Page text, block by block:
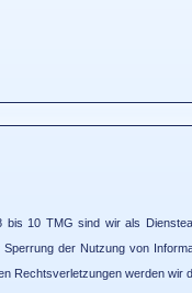
10 TMG sind wir als
der Nutzung von
Rechtsverletzungen werden wir